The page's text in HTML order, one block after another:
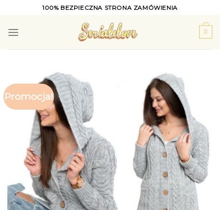
content
100% BEZPIECZNA STRONA ZAMÓWIENIA
0
Promocja!